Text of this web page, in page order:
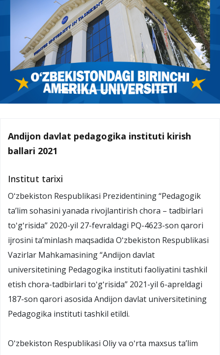
Andijon davlat pedagogika instituti kirish
ballari 2021
Institut tarixi
Oʻzbekiston Respublikasi Prezidentining “Pedagogik
ta’lim sohasini yanada rivojlantirish chora – tadbirlari
toʻgʻrisida” 2020-yil 27-fevraldagi PQ-4623-son qarori
ijrosini taʼminlash maqsadida Oʻzbekiston Respublikasi
Vazirlar Mahkamasining “Andijon davlat
universitetining Pedagogika instituti faoliyatini tashkil
etish chora-tadbirlari toʻgʻrisida” 2021-yil 6-apreldagi
187-son qarori asosida Andijon davlat universitetining
Pedagogika instituti tashkil etildi.
Oʻzbekiston Respublikasi Oliy va oʻrta maxsus taʼlim